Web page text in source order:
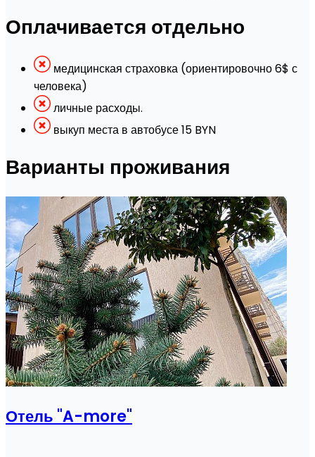
Оплачивается отдельно
медицинская страховка (ориентировочно 6$ с
человека)
личные расходы.
выкуп места в автобусе 15 BYN
Варианты проживания
Отель "A-more"